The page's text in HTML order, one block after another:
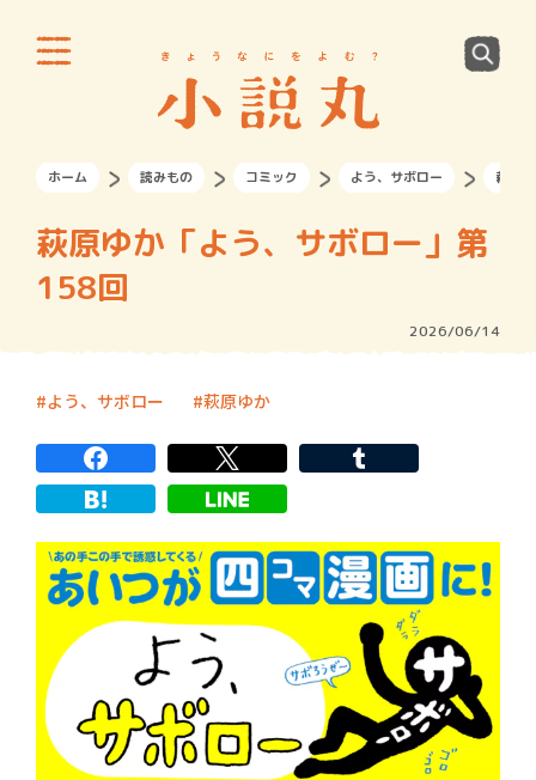
ホーム 読みもの コミック よう、サボロー 萩原
萩原ゆか「よう、サボロー」第
158回
2026/06/14
よう、サボロー 萩原ゆか